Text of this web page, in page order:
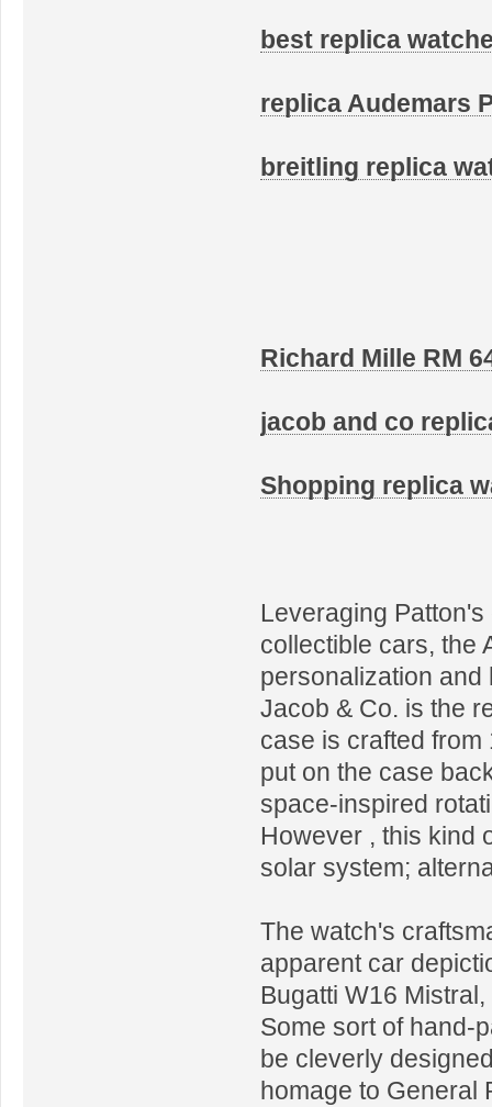
best replica
replica Audemars
breitling replica
Richard Mille RM
jacob and co
Shopping replica
Leveraging
collectible cars, the
personalization
Jacob & Co. is the
case is crafted
put on the case
space-inspired
However , this kind
solar system;
The watch's
apparent car
Bugatti W16
Some sort of hand-
be cleverly
homage to General